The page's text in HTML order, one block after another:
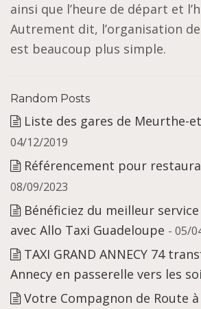
ainsi que l’heure de départ et
Autrement dit, l’organisation
est beaucoup plus simple.
Random Posts
Liste des gares de Meurthe-
04/12/2019
Référencement pour
08/09/2023
Bénéficiez du meilleur
avec Allo Taxi Guadeloupe - 05/
TAXI GRAND ANNECY 74
Annecy en passerelle vers les
Votre Compagnon de Route à